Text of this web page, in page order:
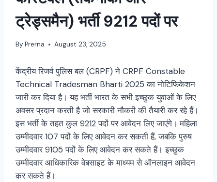
ट्रेड्समैन) भर्ती 9212 पदों पर
By Prerna August 23, 2025
केंद्रीय रिजर्व पुलिस बल (CRPF) ने CRPF Constable
Technical Tradesman Bharti 2025 का नोटिफिकेशन
जारी कर दिया है। यह भर्ती भारत के सभी इच्छुक युवाओं के लिए
अवसर प्रदान करती है जो सरकारी नौकरी की तैयारी कर रहे हैं।
इस भर्ती के तहत कुल 9212 पदों पर आवेदन लिए जाएंगे। महिला
उम्मीदवार 107 पदों के लिए आवेदन कर सकती हैं, जबकि पुरुष
उम्मीदवार 9105 पदों के लिए आवेदन कर सकते हैं। इच्छुक
उम्मीदवार आधिकारिक वेबसाइट के माध्यम से ऑनलाइन आवेदन
कर सकते हैं।